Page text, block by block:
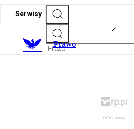
Serwisy
Prawo